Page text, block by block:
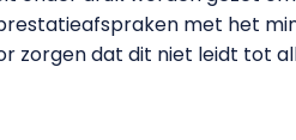
met het
dat dit niet leidt tot